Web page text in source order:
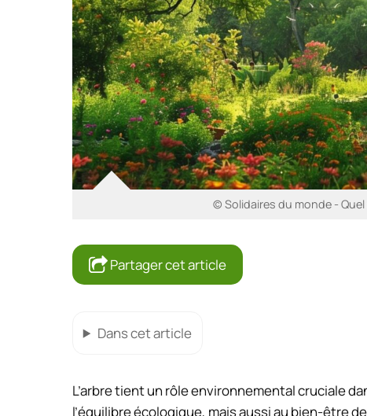
© Solidaires du monde - Quel
Partager cet article
Dans cet article
L’arbre tient un rôle environnemental cruciale
l’équilibre écologique, mais aussi au bien-être